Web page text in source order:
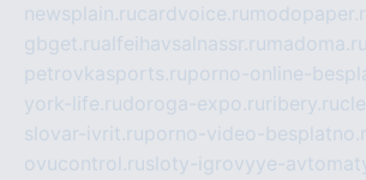
newsplain.rucardvoice.ru
gbget.rualfeihavsalnassr.ru madoma.ru
petrovkasports.ruporno-online-
york-life.rudoroga-expo.ru ribery.ru
slovar-ivrit.ruporno-video-
ovucontrol.rusloty-igrovyye-